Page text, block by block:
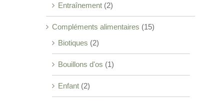
Entraînement (2)
Compléments alimentaires (15)
Biotiques (2)
Bouillons d'os (1)
Enfant (2)